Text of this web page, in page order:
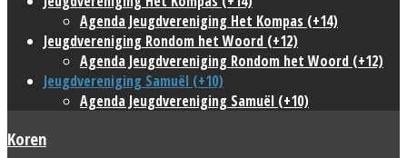
Agenda Jeugdvereniging Het Kompas (+14)
Jeugdvereniging Rondom het Woord (+12)
Agenda Jeugdvereniging Rondom het Woord (+12)
Jeugdvereniging Samuël (+10)
Agenda Jeugdvereniging Samuël (+10)
Koren